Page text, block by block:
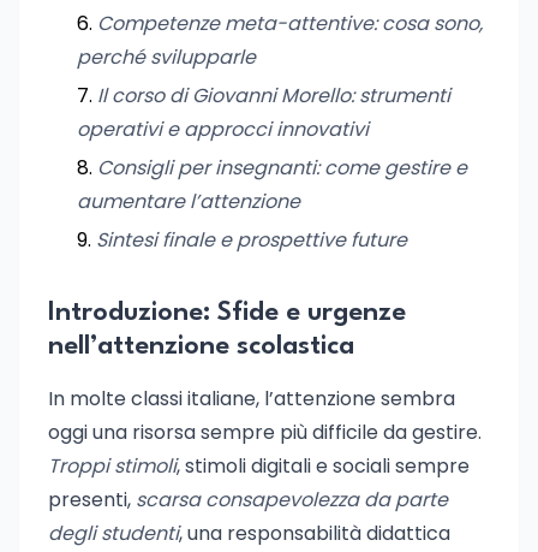
Competenze meta-attentive: cosa sono,
perché svilupparle
Il corso di Giovanni Morello: strumenti
operativi e approcci innovativi
Consigli per insegnanti: come gestire e
aumentare l’attenzione
Sintesi finale e prospettive future
Introduzione: Sfide e urgenze
nell’attenzione scolastica
In molte classi italiane, l’attenzione sembra
oggi una risorsa sempre più difficile da gestire.
Troppi stimoli, stimoli digitali e sociali sempre
presenti, scarsa consapevolezza da parte
degli studenti, una responsabilità didattica